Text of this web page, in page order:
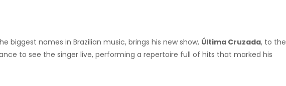
biggest names in Brazilian music, brings his new show, Última Cruzada, to the
to see the singer live, performing a repertoire full of hits that marked his